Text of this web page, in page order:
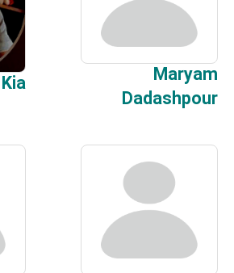
Maryam
Dadashpour
Kia